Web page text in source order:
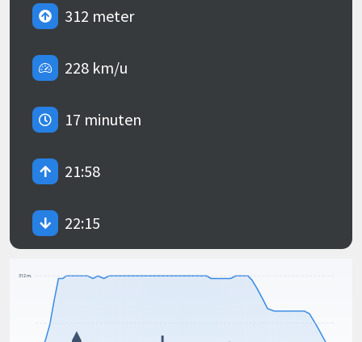
312 meter
228 km/u
17 minuten
21:58
22:15